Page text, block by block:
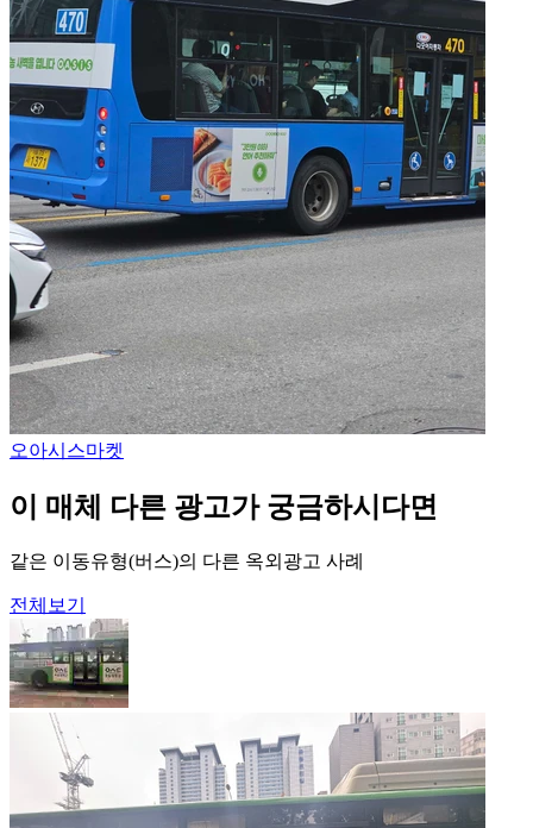
오아시스마켓
이 매체 다른 광고가 궁금하시다면
같은 이동유형(버스)의 다른 옥외광고 사례
전체보기